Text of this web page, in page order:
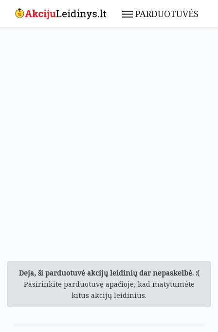
PARDUOTUVĖS
Deja, ši parduotuvė akcijų leidinių dar nepaskelbė. :(
Pasirinkite parduotuvę apačioje, kad matytumėte
kitus akcijų leidinius.